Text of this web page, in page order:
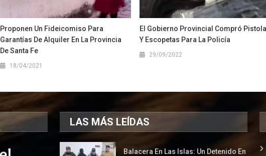
Proponen Un Fideicomiso Para
Garantías De Alquiler En La Provincia
De Santa Fe
18/04/2021
El Gobierno Provincial Compró
Y Escopetas Para La Policía
29/09/2022
LAS MÁS LEÍDAS
Balacera En Las Islas: Un Detenido En